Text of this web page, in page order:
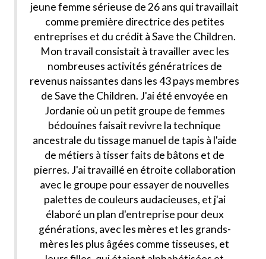
jeune femme sérieuse de 26 ans qui travaillait
comme première directrice des petites
entreprises et du crédit à Save the Children.
Mon travail consistait à travailler avec les
nombreuses activités génératrices de
revenus naissantes dans les 43 pays membres
de Save the Children. J'ai été envoyée en
Jordanie où un petit groupe de femmes
bédouines faisait revivre la technique
ancestrale du tissage manuel de tapis à l'aide
de métiers à tisser faits de bâtons et de
pierres. J'ai travaillé en étroite collaboration
avec le groupe pour essayer de nouvelles
palettes de couleurs audacieuses, et j'ai
élaboré un plan d'entreprise pour deux
générations, avec les mères et les grands-
mères les plus âgées comme tisseuses, et